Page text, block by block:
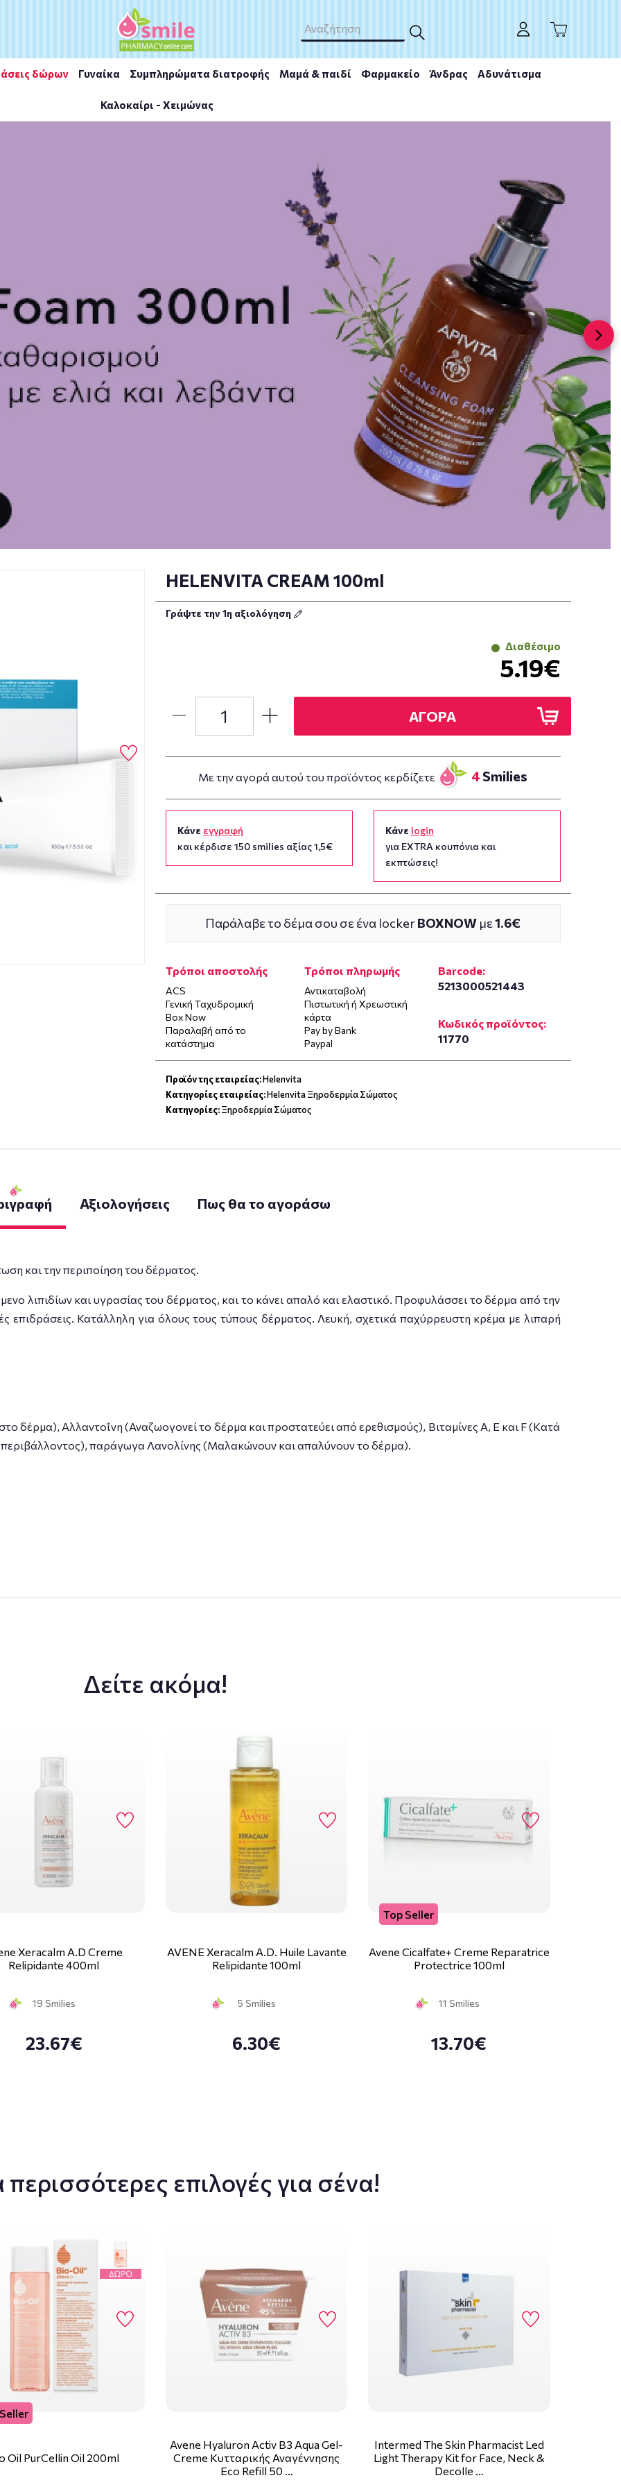
δώρων Γυναίκα Συμπληρώματα διατροφής Μαμά & παιδί Φαρμακείο Άνδρας Αδυνάτισμα
Καλοκαίρι - Χειμώνας
HELENVITA CREAM 100ml
Γράψτε την 1η αξιολόγηση
Διαθέσιμο
5.19€
ΑΓΟΡΑ
Με την αγορά αυτού του προϊόντος κερδίζετε 4 Smilies
Κάνε εγγραφή
και κέρδισε 150 smilies αξίας 1,5€
Κάνε login
για EXTRA κουπόνια και
εκπτώσεις!
Παράλαβε το δέμα σου σε ένα lockerBOXNOW με1.6€
Τρόποι αποστολής
ACS
Γενική Ταχυδρομική
Box Now
Παραλαβή από το
κατάστημα
Τρόποι πληρωμής
Αντικαταβολή
Πιστωτική ή Χρεωστική
κάρτα
Pay by Bank
Paypal
Barcode:
5213000521443
Κωδικός προϊόντος:
11770
Προϊόν της εταιρείας:Helenvita
Κατηγορίες εταιρείας:Helenvita Ξηροδερμία Σώματος
Κατηγορίες:Ξηροδερμία Σώματος
Αξιολογήσεις Πως θα το αγοράσω
και την περιποίηση του δέρματος.
λιπιδίων και υγρασίας του δέρματος, και το κάνει απαλό και ελαστικό. Προφυλάσσει το δέρμα από την
επιδράσεις. Κατάλληλη για όλους τους τύπους δέρματος. Λευκή, σχετικά παχύρρευστη κρέμα με λιπαρή
δέρμα), Αλλαντοΐνη (Αναζωογονεί το δέρμα και προστατεύει από ερεθισμούς), Βιταμίνες Α, Ε και F (Kατά
παράγωγα Λανολίνης (Μαλακώνουν και απαλύνουν το δέρμα).
Δείτε ακόμα!
Xeracalm A.D Creme
Relipidante 400ml
19 Smilies
23.67€
AVENE Xeracalm A.D. Huile Lavante
Relipidante 100ml
5 Smilies
6.30€
Top Seller
Avene Cicalfate+ Creme Reparatrice
Protectrice 100ml
11 Smilies
13.70€
επιλογές για σένα!
Oil PurCellin Oil 200ml
Avene Hyaluron Activ B3 Aqua Gel-
Creme Κυτταρικής Αναγέννησης
Eco Refill 50 …
Intermed The Skin Pharmacist Led
Light Therapy Kit for Face, Neck &
Decolle …